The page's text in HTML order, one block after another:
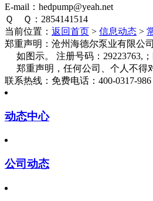
E-mail：hedpump@yeah.net
Ｑ Ｑ：2854141514
当前位置： 返回首页 > 信息动态 >
郑重声明： 沧州海德尔泵业有限公
如图示。 注册号码：29223763,
郑重声明，任何公司、个人不得
联系热线： 免费电话：400-0317-
动态中心
公司动态